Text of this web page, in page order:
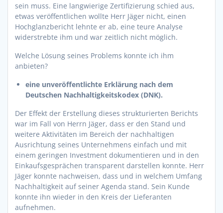
sein muss. Eine langwierige Zertifizierung schied aus,
etwas veröffentlichen wollte Herr Jäger nicht, einen
Hochglanzbericht lehnte er ab, eine teure Analyse
widerstrebte ihm und war zeitlich nicht möglich.
Welche Lösung seines Problems konnte ich ihm
anbieten?
eine unveröffentlichte Erklärung nach dem
Deutschen Nachhaltigkeitskodex (DNK).
Der Effekt der Erstellung dieses strukturierten Berichts
war im Fall von Herrn Jäger, dass er den Stand und
weitere Aktivitäten im Bereich der nachhaltigen
Ausrichtung seines Unternehmens einfach und mit
einem geringen Investment dokumentieren und in den
Einkaufsgesprächen transparent darstellen konnte. Herr
Jäger konnte nachweisen, dass und in welchem Umfang
Nachhaltigkeit auf seiner Agenda stand. Sein Kunde
konnte ihn wieder in den Kreis der Lieferanten
aufnehmen.